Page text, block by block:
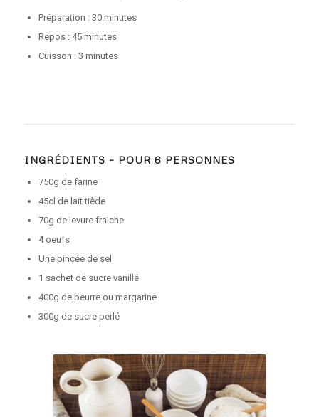
Préparation : 30 minutes
Repos : 45 minutes
Cuisson : 3 minutes
INGRÉDIENTS – POUR 6 PERSONNES
750g de farine
45cl de lait tiède
70g de levure fraiche
4 oeufs
Une pincée de sel
1 sachet de sucre vanillé
400g de beurre ou margarine
300g de sucre perlé